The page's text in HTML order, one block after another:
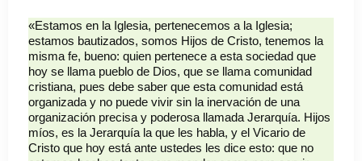
«Estamos en la Iglesia, pertenecemos a la Iglesia;
estamos bautizados, somos Hijos de Cristo, tenemos la
misma fe, bueno: quien pertenece a esta sociedad que
hoy se llama pueblo de Dios, que se llama comunidad
cristiana, pues debe saber que esta comunidad está
organizada y no puede vivir sin la inervación de una
organización precisa y poderosa llamada Jerarquía. Hijos
míos, es la Jerarquía la que les habla, y el Vicario de
Cristo que hoy está ante ustedes les dice esto: que no